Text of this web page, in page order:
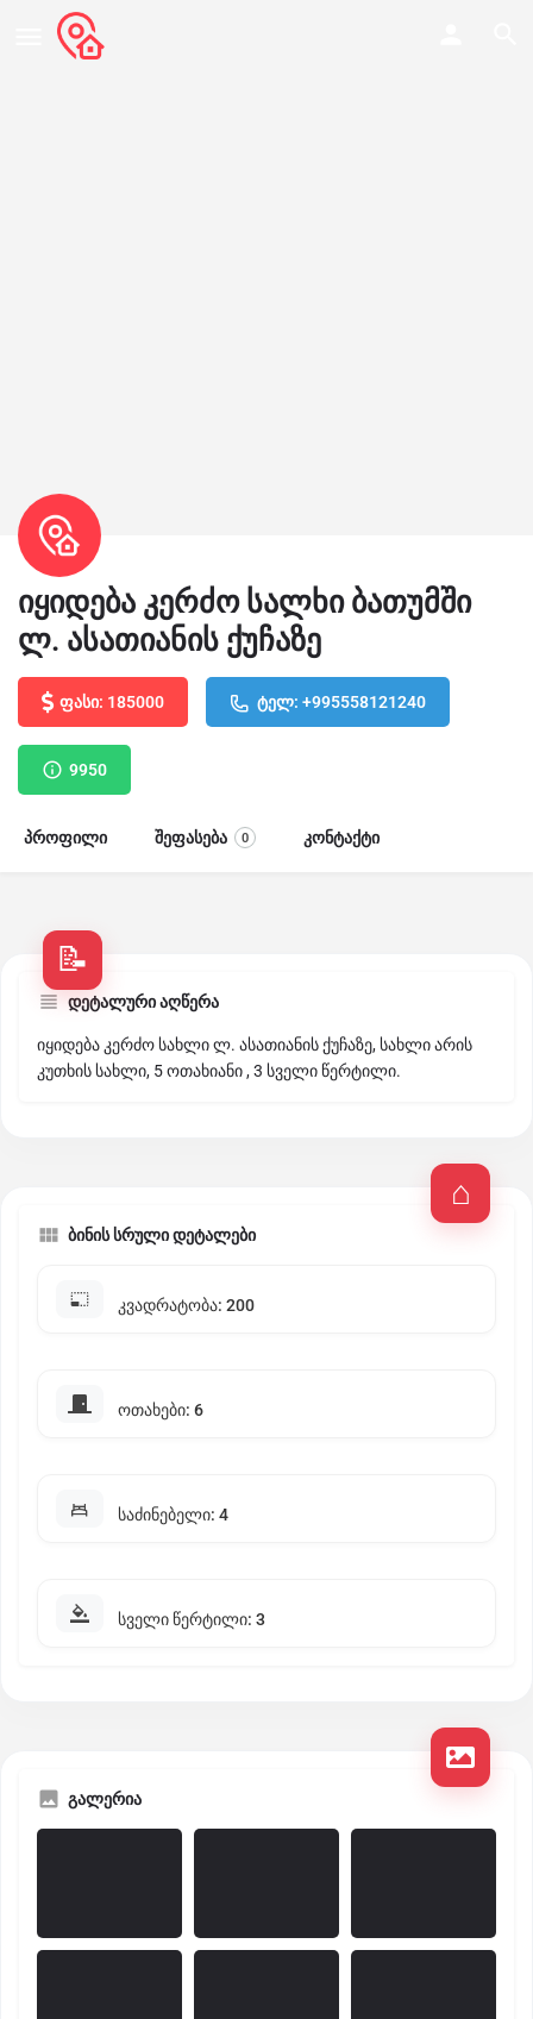
იყიდება კერძო სალხი ბათუმში
ლ. ასათიანის ქუჩაზე
ფასი: 185000 ტელ: +995558121240
9950
პროფილი შეფასება 0 კონტაქტი
დეტალური აღწერა
იყიდება კერძო სახლი ლ. ასათიანის ქუჩაზე, სახლი არის
კუთხის სახლი, 5 ოთახიანი , 3 სველი წერტილი.
ბინის სრული დეტალები
კვადრატობა: 200
ოთახები: 6
საძინებელი: 4
სველი წერტილი: 3
გალერია